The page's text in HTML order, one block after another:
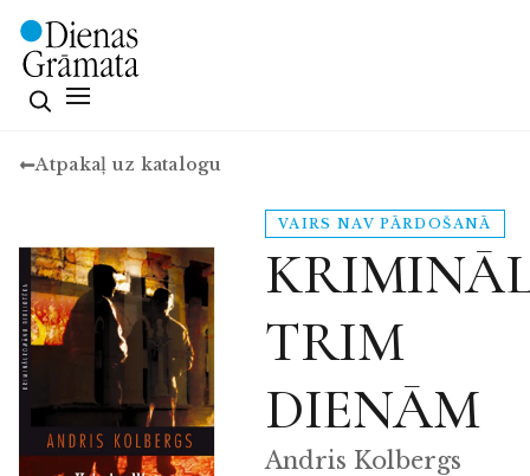
Atpakaļ uz katalogu
VAIRS NAV PĀRDOŠANĀ
TRIM
DIENĀM
Andris Kolbergs